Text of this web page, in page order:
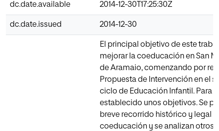
dc.date.available 2014-12-30T17:25:30Z
dc.date.issued 2014-12-30
El principal objetivo de este
mejorar la coeducación en San
de Aramaio, comenzando por
Propuesta de Intervención en el
ciclo de Educación Infantil. Para
establecido unos objetivos. Se
breve recorrido histórico y legal
coeducación y se analizan otros